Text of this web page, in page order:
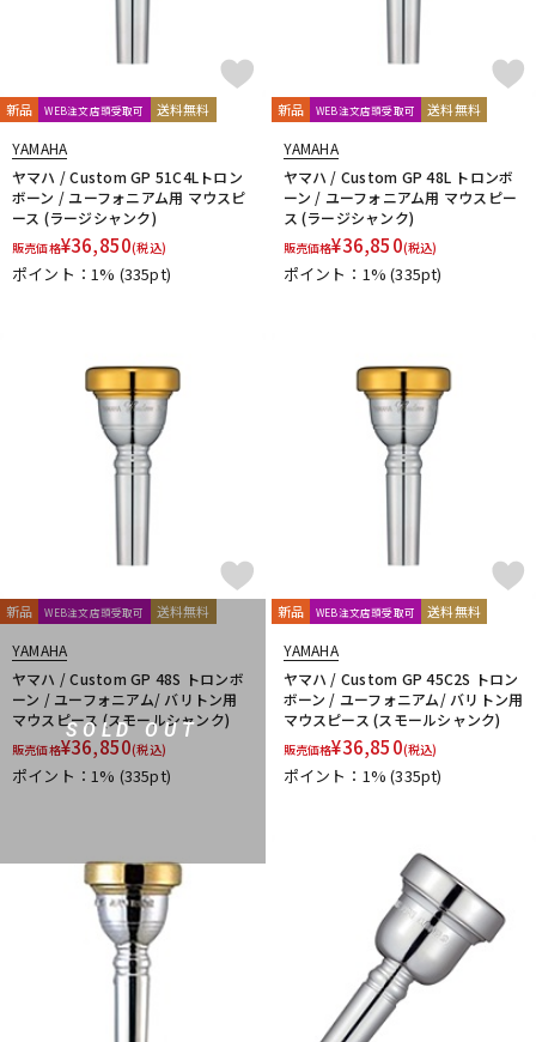
Marcinkiewicz
MB
Michael Burke
MONSTER OIL
Mutio
N-Q
NAKAJIMA Neptune
New Stone Lined
NONAKA
NY Classic OCHRES
OKURA + MUTE
Otto Link
P&H Paul Mauriat Phil Barone
Pillinger
POWERbreathe
PROTEC Queen Brass
R-S
Rampone&Cazzani REKA
Reunion Blues
Silent Felt
Silverstein
SML（Strasser Marigaux Lemaire）
SNOOPY WITH MUSIC
SST(Schucht Sax Technology)
Stork
SUPERSLICK
Susato
TABIBITO
Ted Klum
THE WALLACE COLLECTION
Tom Crown
trumpet station
Ultra breathe
Ultra-Pure UNISON unknown
UPMUTE
Winds Score
XO YAMAHA
YUPON
Zac
他
アケタオカリーナ
アレキサンダー（リード）
ウインドブロスオリジナル
オオサワオカリナ
オオハシ
Intercept Technology
Kerry Whistle
GAT Custom Brass
TK Melody
HINO
ELISE
Hollywood Winds
CG Mouthpiece
Wedge Shastock
BORGANI
New York Stage 1
新品 WEB注文店頭受取可 送料無料
YAMAHA
ヤマハ / Custom GP 51C4Lトロン
ボーン / ユーフォニアム用 マウスピ
ース (ラージシャンク)
販売価格¥36,850(税込)
ポイント：1% (335pt)
新品 WEB注文店頭受取可 送料無料
YAMAHA
ヤマハ / Custom GP 48L トロンボ
ーン / ユーフォニアム用 マウスピー
ス (ラージシャンク)
販売価格¥36,850(税込)
ポイント：1%(335pt)
SOLD OUT
新品 WEB注文店頭受取可 送料無料
YAMAHA
ヤマハ / Custom GP 48S トロンボ
ーン / ユーフォニアム/ バリトン用
マウスピース (スモールシャンク)
販売価格¥36,850(税込)
ポイント：1% (335pt)
新品 WEB注文店頭受取可 送料無料
YAMAHA
ヤマハ / Custom GP 45C2S トロン
ボーン / ユーフォニアム/ バリトン用
マウスピース (スモールシャンク)
販売価格¥36,850(税込)
ポイント：1%(335pt)